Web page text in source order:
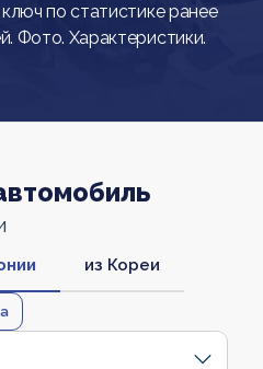
по статистике ранее
Фото. Характеристики.
из Кореи